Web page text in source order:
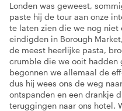
Londen was geweest,
paste hij de tour aan onze
te laten zien die we nog niet
eindigden in Borough
de meest heerlijke pasta,
crumble die we ooit hadden
begonnen we allemaal de
dus hij wees ons de weg
ontspanden en een drankje
teruggingen naar ons hotel.